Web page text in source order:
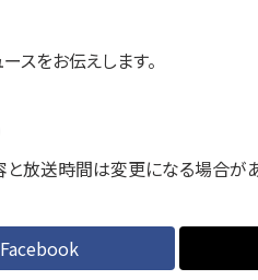
スをお伝えします。
放送時間は変更になる場合があ
Facebook